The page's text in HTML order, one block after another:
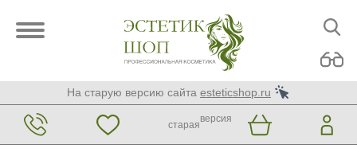
На старую версию сайта esteticshop.ru
старая
версия